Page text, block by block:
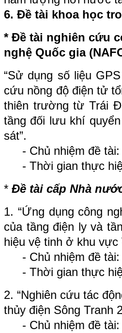
6. Đề tài khoa học
* Đề tài nghiên cứu
nghệ Quốc gia
“Sử dụng số liệu
cứu nồng độ điện tử
thiên trường từ Trái
tầng đối lưu khí
sát”.
- Chủ nhiệm đề
- Thời gian thực
* Đề tài cấp Nhà
1. “Ứng dụng công
của tầng điện ly và
hiệu vệ tinh ở khu vực
- Chủ nhiệm đề
- Thời gian thực
2. “Nghiên cứu tác
thủy điện Sông Tranh
- Chủ nhiệm đề